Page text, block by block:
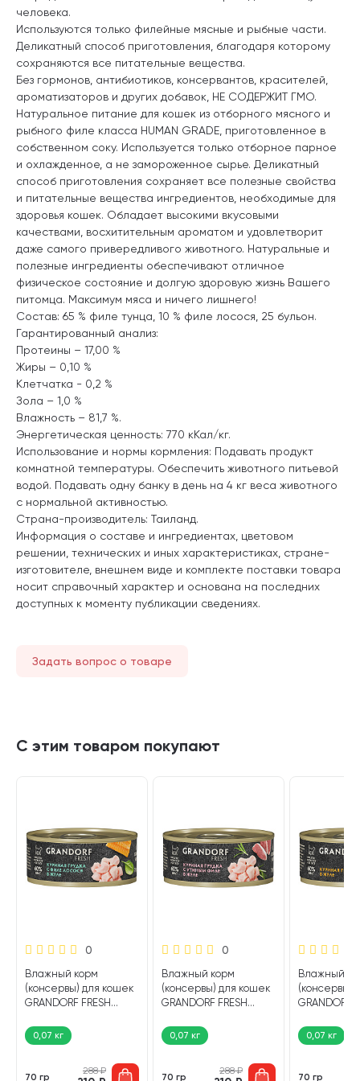
человека.
Используются только филейные мясные и рыбные части.
Деликатный способ приготовления, благодаря которому
сохраняются все питательные вещества.
Без гормонов, антибиотиков, консервантов, красителей,
ароматизаторов и других добавок, НЕ СОДЕРЖИТ ГМО.
Натуральное питание для кошек из отборного мясного и
рыбного филе класса HUMAN GRADE, приготовленное в
собственном соку. Используется только отборное парное
и охлажденное, а не замороженное сырье. Деликатный
способ приготовления сохраняет все полезные свойства
и питательные вещества ингредиентов, необходимые для
здоровья кошек. Обладает высокими вкусовыми
качествами, восхитительным ароматом и удовлетворит
даже самого привередливого животного. Натуральные и
полезные ингредиенты обеспечивают отличное
физическое состояние и долгую здоровую жизнь Вашего
питомца. Максимум мяса и ничего лишнего!
Состав: 65 % филе тунца, 10 % филе лосося, 25 бульон.
Гарантированный анализ:
Протеины – 17,00 %
Жиры – 0,10 %
Клетчатка - 0,2 %
Зола – 1,0 %
Влажность – 81,7 %.
Энергетическая ценность: 770 кКал/кг.
Использование и нормы кормления: Подавать продукт
комнатной температуры. Обеспечить животного питьевой
водой. Подавать одну банку в день на 4 кг веса животного
с нормальной активностью.
Страна-производитель: Таиланд.
Информация о составе и ингредиентах, цветовом
решении, технических и иных характеристиках, стране-
изготовителе, внешнем виде и комплекте поставки товара
носит справочный характер и основана на последних
доступных к моменту публикации сведениях.
Задать вопрос о товаре
С этим товаром покупают
0
Влажный корм
(консервы) для кошек
GRANDORF FRESH
лосось в желе (70 гр)
0,07 кг
70 гр
288₽
0
Влажный корм
(консервы) для кошек
GRANDORF FRESH
утиное филе в желе
(70 гр)
0,07 кг
70 гр
288₽
Влажный
(консервы)
GRANDORF
желе (70 гр)
0,07 кг
70 гр